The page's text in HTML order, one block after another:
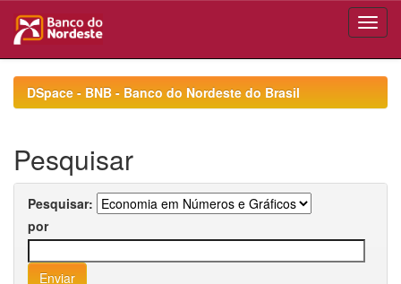
navigationDSpace - BNB - Banco do Nordeste do Brasil
Pesquisar
Pesquisar:
por